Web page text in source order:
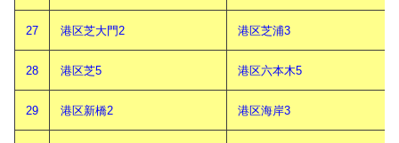
27 港区芝大門2 港区芝浦3
28 港区芝5 港区六本木5
29 港区新橋2 港区海岸3